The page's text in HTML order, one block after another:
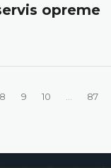
opreme
8 9 10 87